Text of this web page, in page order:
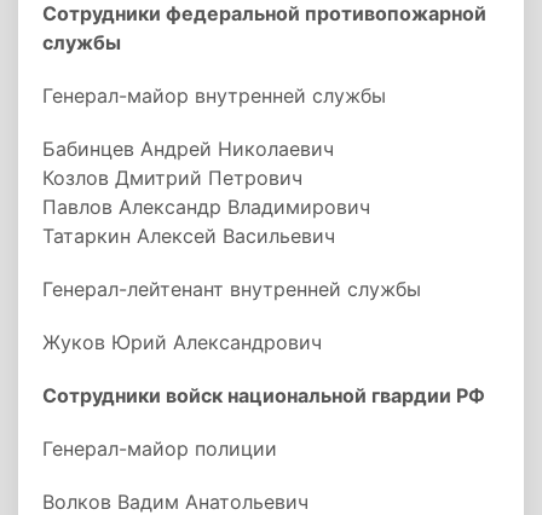
Сотрудники федеральной противопожарной
службы
Генерал-майор внутренней службы
Бабинцев Андрей Николаевич
Козлов Дмитрий Петрович
Павлов Александр Владимирович
Татаркин Алексей Васильевич
Генерал-лейтенант внутренней службы
Жуков Юрий Александрович
Сотрудники войск национальной гвардии РФ
Генерал-майор полиции
Волков Вадим Анатольевич